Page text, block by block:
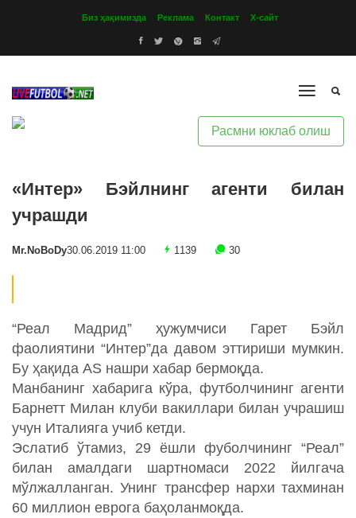
Биз ҳақимизда Реклама Контакт Х-сайт
Расмни юклаб олиш
«Интер» Бэйлнинг агенти билан
учрашди
Mr.NoBoDy30.06.2019 11:00 1139 30
“Реал Мадрид” ҳужумчиси Гарет Бэйл
фаолиятини “Интер”да давом эттириши мумкин.
Бу ҳақида AS нашри хабар бермоқда.
Манбанинг хабарига кўра, футболчининг агенти
Барнетт Милан клуби вакиллари билан учрашиш
учун Италияга учиб кетди.
Эслатиб ўтамиз, 29 ёшли фуболчининг “Реал”
билан амалдаги шартномаси 2022 йилгача
мўлжалланган. Унинг трансфер нархи тахминан
60 миллион еврога баҳоланмоқда.